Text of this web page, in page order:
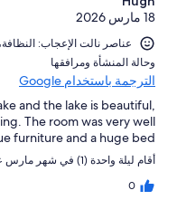
18 مارس 2026
و⁦حالة المنشأة ومرافقها⁩
الترجمة باستخدام Google
and the lake is beautiful,
The room was very well
furniture and a huge bed.
أقام ليلة واحدة (1) في شهر مارس عام 2026
0